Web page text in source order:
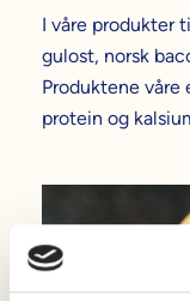
I våre produkter
gulost, norsk
Produktene
protein og